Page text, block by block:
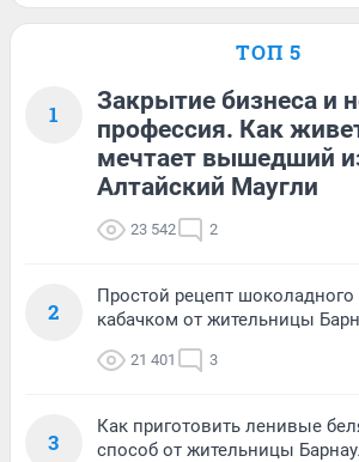
ТОП 5
1
Закрытие бизнеса и
профессия. Как
мечтает вышедший
Алтайский Маугли
23 542 2
2
Простой рецепт шоколадного
кабачком от жительницы
21 401 3
3
Как приготовить ленивые
способ от жительницы